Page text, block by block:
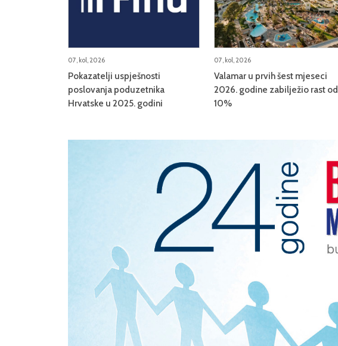
07, kol, 2026
Pokazatelji uspješnosti
poslovanja poduzetnika
Hrvatske u 2025. godini
07, kol, 2026
Valamar u prvih šest mjeseci
2026. godine zabilježio rast od
10%